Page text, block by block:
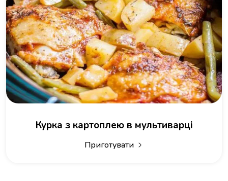
Курка з картоплею в мультиварці
Приготувати